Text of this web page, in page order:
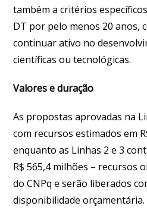
também a critérios
DT por pelo menos 20 anos,
continuar ativo no
científicas ou tecnológicas.
Valores e duração
As propostas aprovadas na
com recursos estimados em
enquanto as Linhas 2 e 3
R$ 565,4 milhões – recursos
do CNPq e serão liberados
disponibilidade orçamentária.